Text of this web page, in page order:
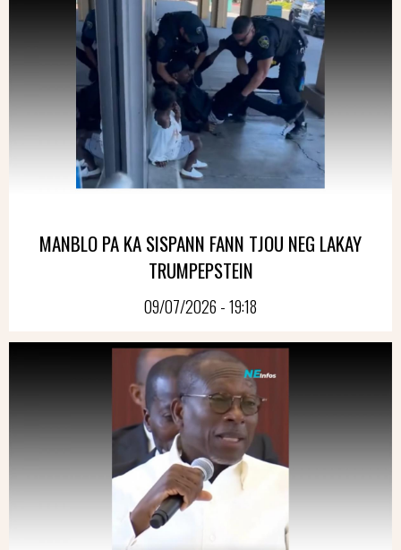
MANBLO PA KA SISPANN FANN TJOU NEG LAKAY
TRUMPEPSTEIN
09/07/2026 - 19:18